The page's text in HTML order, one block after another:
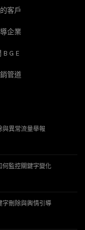
客戶
企業
G E
管道
與異常流量舉報
何監控關鍵字變化
字刪除與輿情引導